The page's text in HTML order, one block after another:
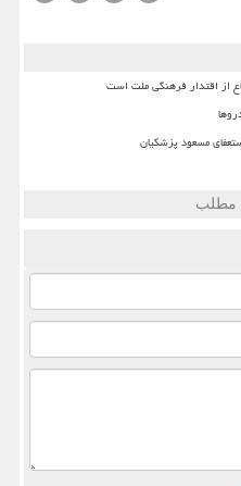
از اقتدار فرهنگی ملت است
مطلب